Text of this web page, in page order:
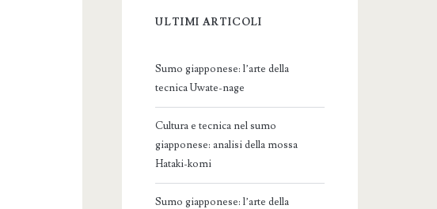
ULTIMI ARTICOLI
Sumo giapponese: l’arte della
tecnica Uwate-nage
Cultura e tecnica nel sumo
giapponese: analisi della mossa
Hataki-komi
Sumo giapponese: l’arte della